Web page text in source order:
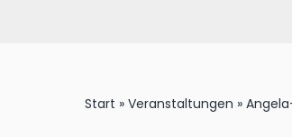
Start » Veranstaltungen »